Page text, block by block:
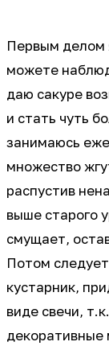
Первым делом
можете
даю сакуре
и стать чуть
занимаюсь
множество
распустив
выше старого
смущает,
Потом
кустарник,
виде свечи,
декоративные